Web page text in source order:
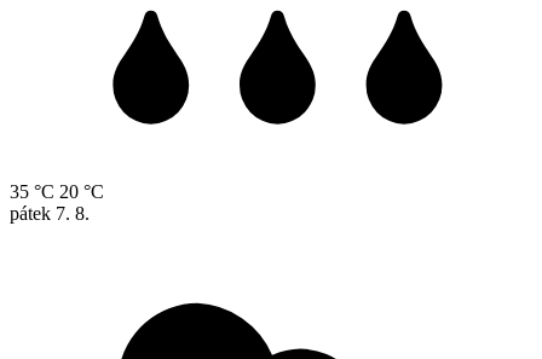
35 °C 20 °C
pátek 7. 8.